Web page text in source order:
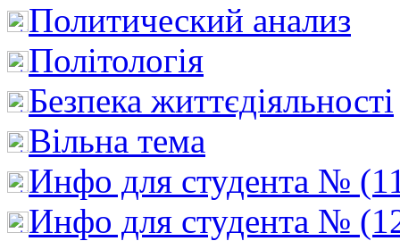
Политический анализ
Політологія
Безпека життєдіяльності
Вільна тема
Инфо для студента №
Инфо для студента №